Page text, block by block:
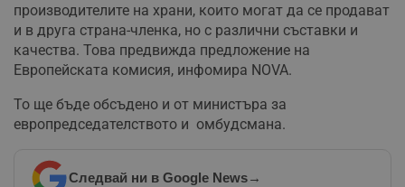
производителите на храни, които могат да се продават
и в друга страна-членка, но с различни съставки и
качества. Това предвижда предложение на
Европейската комисия, инфомира NOVA.
То ще бъде обсъдено и от министъра за
европредседателството и омбудсмана.
Следвай ни в Google News→